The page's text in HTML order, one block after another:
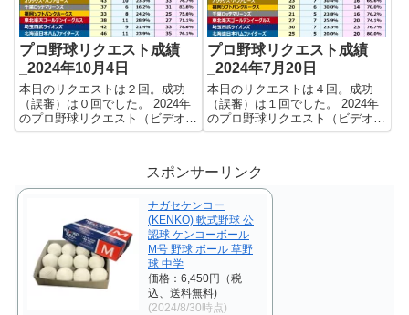
プロ野球リクエスト成績
_2024年10月4日
本日のリクエストは２回。成功
（誤審）は０回でした。 2024年
のプロ野球リクエスト（ビデオ判
定）成績を記録集計しています。
回、成功120回、失敗439回とな
りました。 【リク...
プロ野球リクエスト成績
_2024年7月20日
本日のリクエストは４回。成功
（誤審）は１回でした。 2024年
のプロ野球リクエスト（ビデオ判
定）成績を記録集計しています。
回、成功84回、失敗270回となり
ました。 【リク...
スポンサーリンク
ナガセケンコー
(KENKO) 軟式野球 公
認球 ケンコーボール
M号 野球 ボール 草野
球 中学
価格：6,450円（税
込、送料無料)
(2024/8/30時点)